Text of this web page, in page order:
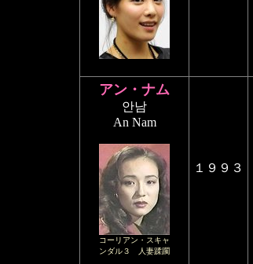
アン・ナム
안남
An Nam
コーリアン・スキャ
ンダル３ 人妻蹂躙
１９９３